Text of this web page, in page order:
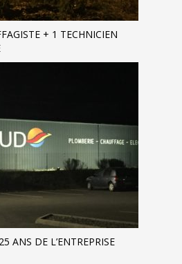
+ 1 TECHNICIEN
ANS DE L’ENTREPRISE